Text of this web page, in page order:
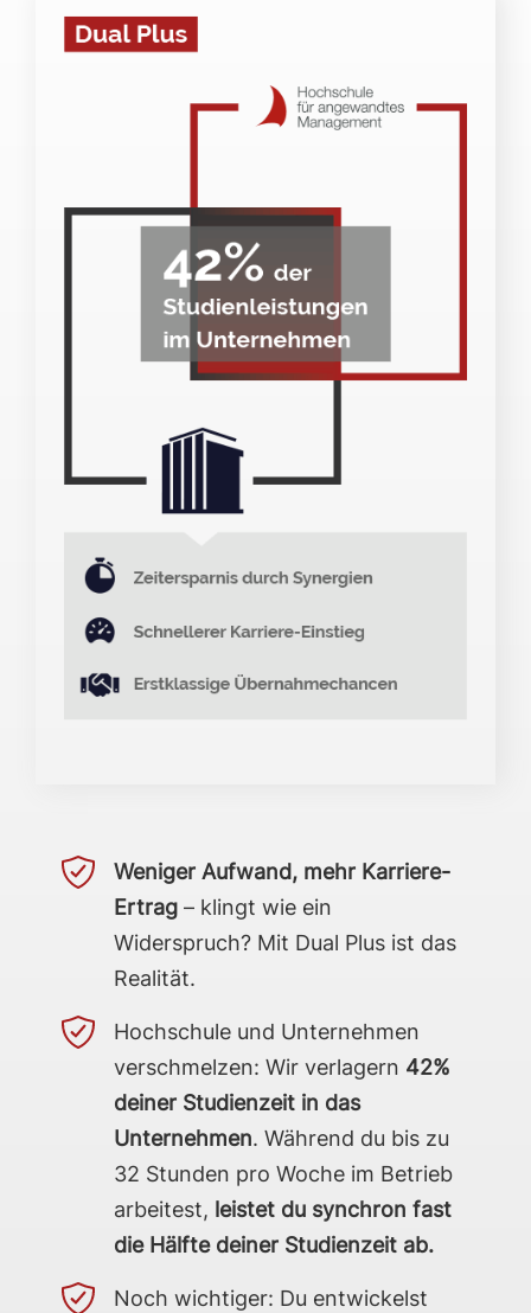
Weniger Aufwand, mehr Karriere-
Ertrag– klingt wie ein
Widerspruch? Mit Dual Plus ist das
Realität.
Hochschule und Unternehmen
verschmelzen: Wir verlagern 42%
deiner Studienzeit in das
Unternehmen. Während du bis zu
32 Stunden pro Woche im Betrieb
arbeitest, leistet du synchron fast
die Hälfte deiner Studienzeit ab.
Noch wichtiger: Du entwickelst